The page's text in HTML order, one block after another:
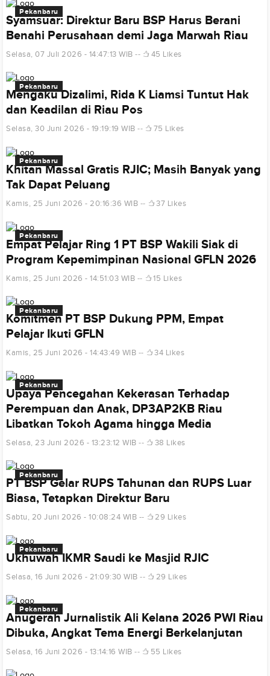
Pekanbaru
Syamsuar: Direktur Baru BSP Harus Berani
Benahi Perusahaan demi Jaga Marwah Riau
Selasa, 07 Juli 2026 - 14:47:13 WIB 45 Likes
Pekanbaru
Mengaku Dizalimi, Rida K Liamsi Tuntut Hak
dan Keadilan di Riau Pos
Selasa, 30 Juni 2026 - 19:19:19 WIB 75 Likes
Pekanbaru
Khitan Massal Gratis RJIC; Masih Banyak yang
Tak Dapat Peluang
Kamis, 25 Juni 2026 - 20:16:36 WIB 37 Likes
Pekanbaru
Empat Pelajar Ring 1 PT BSP Wakili Siak di
Program Kepemimpinan Nasional GFLN 2026
Kamis, 25 Juni 2026 - 14:51:03 WIB 15 Likes
Pekanbaru
Komitmen PT BSP Dukung PPM, Empat
Pelajar Ikuti GFLN
Kamis, 25 Juni 2026 - 14:43:49 WIB 34 Likes
Pekanbaru
Upaya Pencegahan Kekerasan Terhadap
Perempuan dan Anak, DP3AP2KB Riau
Libatkan Tokoh Agama hingga Media
Selasa, 23 Juni 2026 - 13:23:12 WIB 38 Likes
Pekanbaru
PT BSP Gelar RUPS Tahunan dan RUPS Luar
Biasa, Tetapkan Direktur Baru
Sabtu, 20 Juni 2026 - 10:08:24 WIB 29 Likes
Pekanbaru
Ukhuwah IKMR Saudi ke Masjid RJIC
Selasa, 16 Juni 2026 - 21:09:30 WIB 29 Likes
Pekanbaru
Anugerah Jurnalistik Ali Kelana 2026 PWI Riau
Dibuka, Angkat Tema Energi Berkelanjutan
Selasa, 16 Juni 2026 - 13:14:16 WIB 55 Likes